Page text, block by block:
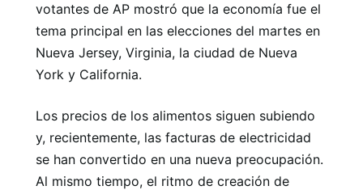
votantes de AP mostró que la economía fue el
tema principal en las elecciones del martes en
Nueva Jersey, Virginia, la ciudad de Nueva
York y California.
Los precios de los alimentos siguen subiendo
y, recientemente, las facturas de electricidad
se han convertido en una nueva preocupación.
Al mismo tiempo, el ritmo de creación de